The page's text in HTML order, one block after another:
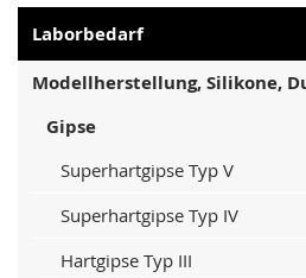
Laborbedarf
Modellherstellung, Silikone,
Gipse
Superhartgipse Typ V
Superhartgipse Typ IV
Hartgipse Typ III